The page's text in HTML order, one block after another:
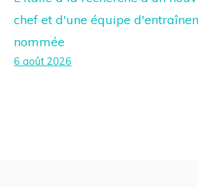
chef et d'une équipe
nommée
6 août 2026